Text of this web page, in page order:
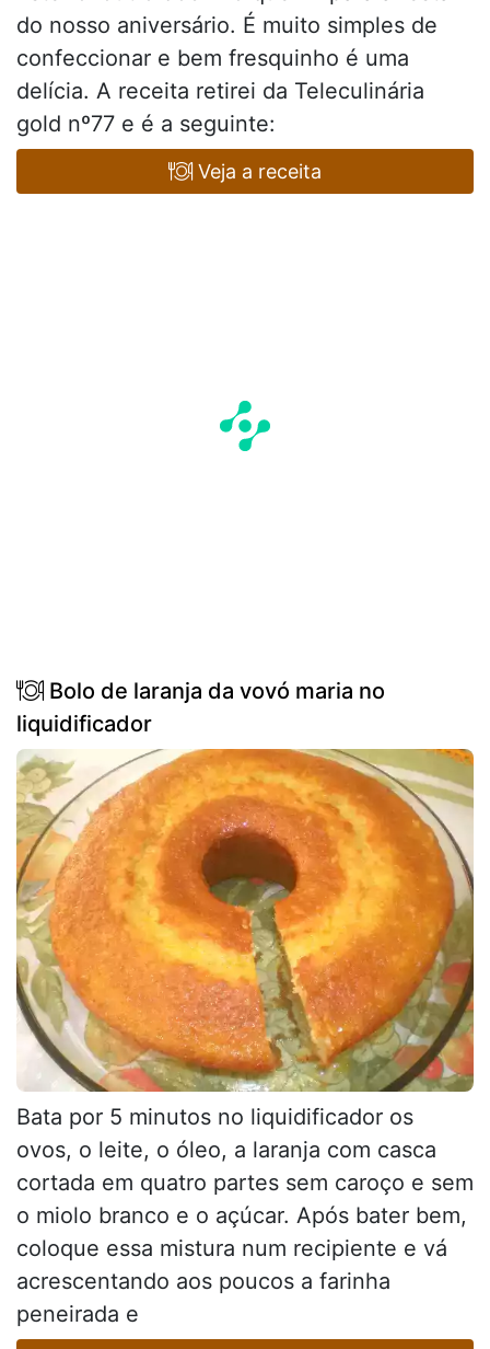
do nosso aniversário. É muito simples de
confeccionar e bem fresquinho é uma
delícia. A receita retirei da Teleculinária
gold nº77 e é a seguinte:
Veja a receita
Bolo de laranja da vovó maria no
liquidificador
Bata por 5 minutos no liquidificador os
ovos, o leite, o óleo, a laranja com casca
cortada em quatro partes sem caroço e sem
o miolo branco e o açúcar. Após bater bem,
coloque essa mistura num recipiente e vá
acrescentando aos poucos a farinha
peneirada e